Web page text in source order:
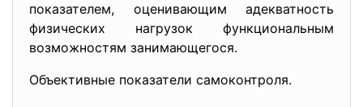
показателем, оценивающим адекватность
физических нагрузок функциональным
возможностям занимающегося.
Объективные показатели самоконтроля.